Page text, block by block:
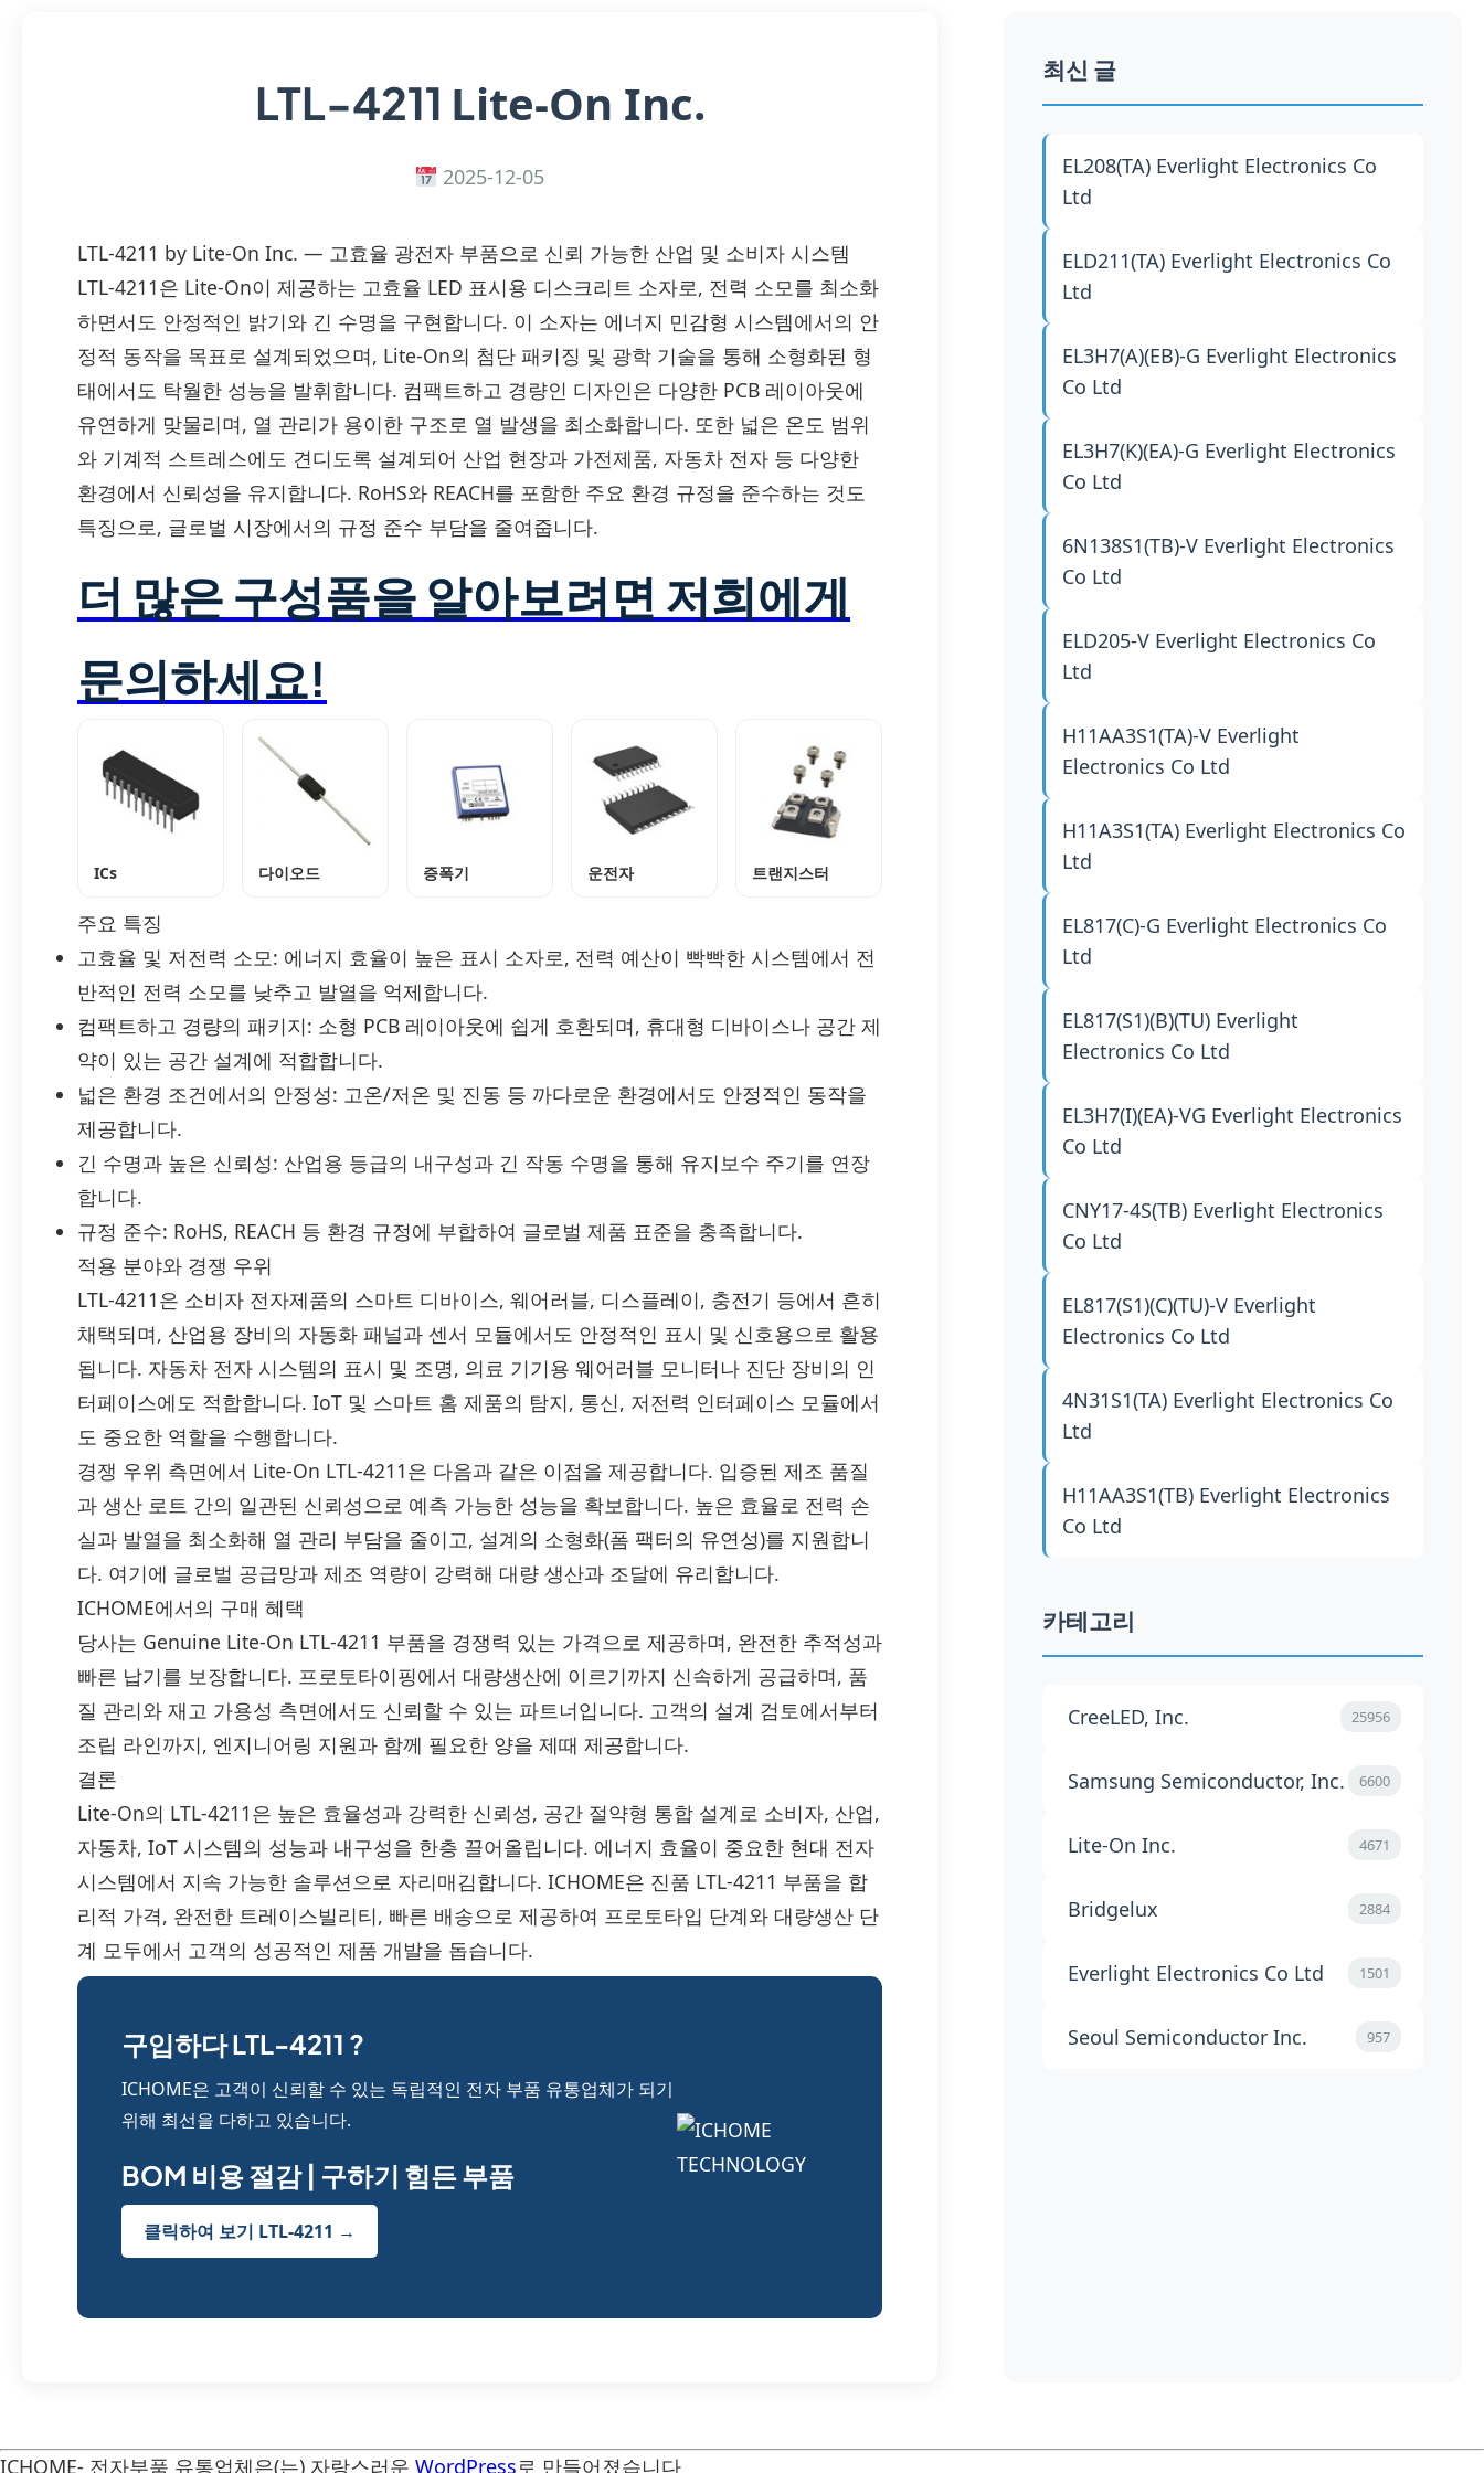
LTL-4211 Lite-On Inc.
2025-12-05
LTL-4211 by Lite-On Inc. — 고효율 광전자 부품으로 신뢰 가능한 산업 및 소비자 시스템
LTL-4211은 Lite-On이 제공하는 고효율 LED 표시용 디스크리트 소자로, 전력 소모를 최소화
하면서도 안정적인 밝기와 긴 수명을 구현합니다. 이 소자는 에너지 민감형 시스템에서의 안
정적 동작을 목표로 설계되었으며, Lite-On의 첨단 패키징 및 광학 기술을 통해 소형화된 형
태에서도 탁월한 성능을 발휘합니다. 컴팩트하고 경량인 디자인은 다양한 PCB 레이아웃에
유연하게 맞물리며, 열 관리가 용이한 구조로 열 발생을 최소화합니다. 또한 넓은 온도 범위
와 기계적 스트레스에도 견디도록 설계되어 산업 현장과 가전제품, 자동차 전자 등 다양한
환경에서 신뢰성을 유지합니다. RoHS와 REACH를 포함한 주요 환경 규정을 준수하는 것도
특징으로, 글로벌 시장에서의 규정 준수 부담을 줄여줍니다.
더 많은 구성품을 알아보려면 저희에게
문의하세요!
ICs 다이오드 증폭기 운전자 트랜지스터
주요 특징
고효율 및 저전력 소모: 에너지 효율이 높은 표시 소자로, 전력 예산이 빡빡한 시스템에서 전
반적인 전력 소모를 낮추고 발열을 억제합니다.
컴팩트하고 경량의 패키지: 소형 PCB 레이아웃에 쉽게 호환되며, 휴대형 디바이스나 공간 제
약이 있는 공간 설계에 적합합니다.
넓은 환경 조건에서의 안정성: 고온/저온 및 진동 등 까다로운 환경에서도 안정적인 동작을
제공합니다.
긴 수명과 높은 신뢰성: 산업용 등급의 내구성과 긴 작동 수명을 통해 유지보수 주기를 연장
합니다.
규정 준수: RoHS, REACH 등 환경 규정에 부합하여 글로벌 제품 표준을 충족합니다.
적용 분야와 경쟁 우위
LTL-4211은 소비자 전자제품의 스마트 디바이스, 웨어러블, 디스플레이, 충전기 등에서 흔히
채택되며, 산업용 장비의 자동화 패널과 센서 모듈에서도 안정적인 표시 및 신호용으로 활용
됩니다. 자동차 전자 시스템의 표시 및 조명, 의료 기기용 웨어러블 모니터나 진단 장비의 인
터페이스에도 적합합니다. IoT 및 스마트 홈 제품의 탐지, 통신, 저전력 인터페이스 모듈에서
도 중요한 역할을 수행합니다.
경쟁 우위 측면에서 Lite-On LTL-4211은 다음과 같은 이점을 제공합니다. 입증된 제조 품질
과 생산 로트 간의 일관된 신뢰성으로 예측 가능한 성능을 확보합니다. 높은 효율로 전력 손
실과 발열을 최소화해 열 관리 부담을 줄이고, 설계의 소형화(폼 팩터의 유연성)를 지원합니
다. 여기에 글로벌 공급망과 제조 역량이 강력해 대량 생산과 조달에 유리합니다.
ICHOME에서의 구매 혜택
당사는 Genuine Lite-On LTL-4211 부품을 경쟁력 있는 가격으로 제공하며, 완전한 추적성과
빠른 납기를 보장합니다. 프로토타이핑에서 대량생산에 이르기까지 신속하게 공급하며, 품
질 관리와 재고 가용성 측면에서도 신뢰할 수 있는 파트너입니다. 고객의 설계 검토에서부터
조립 라인까지, 엔지니어링 지원과 함께 필요한 양을 제때 제공합니다.
결론
Lite-On의 LTL-4211은 높은 효율성과 강력한 신뢰성, 공간 절약형 통합 설계로 소비자, 산업,
자동차, IoT 시스템의 성능과 내구성을 한층 끌어올립니다. 에너지 효율이 중요한 현대 전자
시스템에서 지속 가능한 솔루션으로 자리매김합니다. ICHOME은 진품 LTL-4211 부품을 합
리적 가격, 완전한 트레이스빌리티, 빠른 배송으로 제공하여 프로토타입 단계와 대량생산 단
계 모두에서 고객의 성공적인 제품 개발을 돕습니다.
구입하다 LTL-4211 ?
ICHOME은 고객이 신뢰할 수 있는 독립적인 전자 부품 유통업체가 되기
위해 최선을 다하고 있습니다.
BOM 비용 절감 | 구하기 힘든 부품
클릭하여 보기 LTL-4211 →
최신 글
EL208(TA) Everlight Electronics Co
Ltd
ELD211(TA) Everlight Electronics Co
Ltd
EL3H7(A)(EB)-G Everlight Electronics
Co Ltd
EL3H7(K)(EA)-G Everlight Electronics
Co Ltd
6N138S1(TB)-V Everlight Electronics
Co Ltd
ELD205-V Everlight Electronics Co
Ltd
H11AA3S1(TA)-V Everlight
Electronics Co Ltd
H11A3S1(TA) Everlight Electronics Co
Ltd
EL817(C)-G Everlight Electronics Co
Ltd
EL817(S1)(B)(TU) Everlight
Electronics Co Ltd
EL3H7(I)(EA)-VG Everlight Electronics
Co Ltd
CNY17-4S(TB) Everlight Electronics
Co Ltd
EL817(S1)(C)(TU)-V Everlight
Electronics Co Ltd
4N31S1(TA) Everlight Electronics Co
Ltd
H11AA3S1(TB) Everlight Electronics
Co Ltd
카테고리
CreeLED, Inc. 25956
Samsung Semiconductor, Inc. 6600
Lite-On Inc. 4671
Bridgelux 2884
Everlight Electronics Co Ltd 1501
Seoul Semiconductor Inc. 957
ICHOME- 전자부품 유통업체은(는) 자랑스러운 WordPress로 만들어졌습니다